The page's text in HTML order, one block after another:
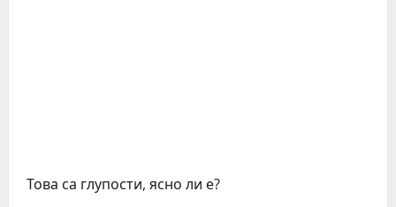
Това са глупости, ясно ли е?